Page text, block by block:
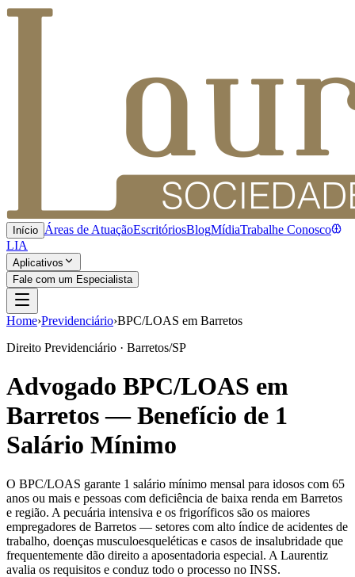
Início Áreas de AtuaçãoEscritóriosBlogMídiaTrabalhe Conosco
LIA
Aplicativos
Fale com um Especialista
Home›Previdenciário›BPC/LOAS em Barretos
Direito Previdenciário · Barretos/SP
Advogado BPC/LOAS em
Barretos — Benefício de 1
Salário Mínimo
O BPC/LOAS garante 1 salário mínimo mensal para idosos com 65
anos ou mais e pessoas com deficiência de baixa renda em Barretos
e região. A pecuária intensiva e os frigoríficos são os maiores
empregadores de Barretos — setores com alto índice de acidentes de
trabalho, doenças musculoesqueléticas e casos de insalubridade que
frequentemente dão direito a aposentadoria especial. A Laurentiz
avalia os requisitos e conduz todo o processo no INSS.